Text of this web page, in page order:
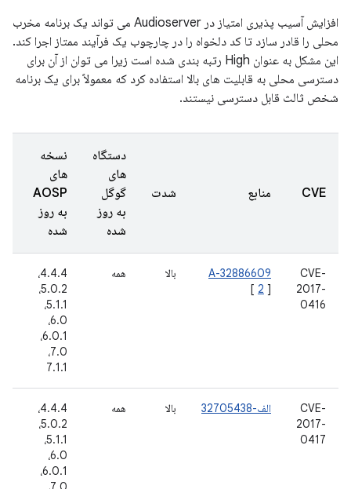
افزایش آسیب پذیری امتیاز در Audioserver می تواند یک برنامه مخرب
محلی را قادر سازد تا کد دلخواه را در چارچوب یک فرآیند ممتاز اجرا کند.
این مشکل به عنوان High رتبه بندی شده است زیرا می توان از آن برای
دسترسی محلی به قابلیت های بالا استفاده کرد که معمولاً برای یک برنامه
شخص ثالث قابل دسترسی نیستند.
CVE منابع شدت
دستگاه
های
گوگل
به روز
شده
نسخه
های
AOSP
به روز
شده
CVE-
2017-
0416
A-32886609
[ 2 ]
بالا همه
4.4.4،
5.0.2،
5.1.1،
6.0،
6.0.1،
7.0،
7.1.1
CVE-
2017-
0417
الف-32705438 بالا همه
4.4.4،
5.0.2،
5.1.1،
6.0،
6.0.1،